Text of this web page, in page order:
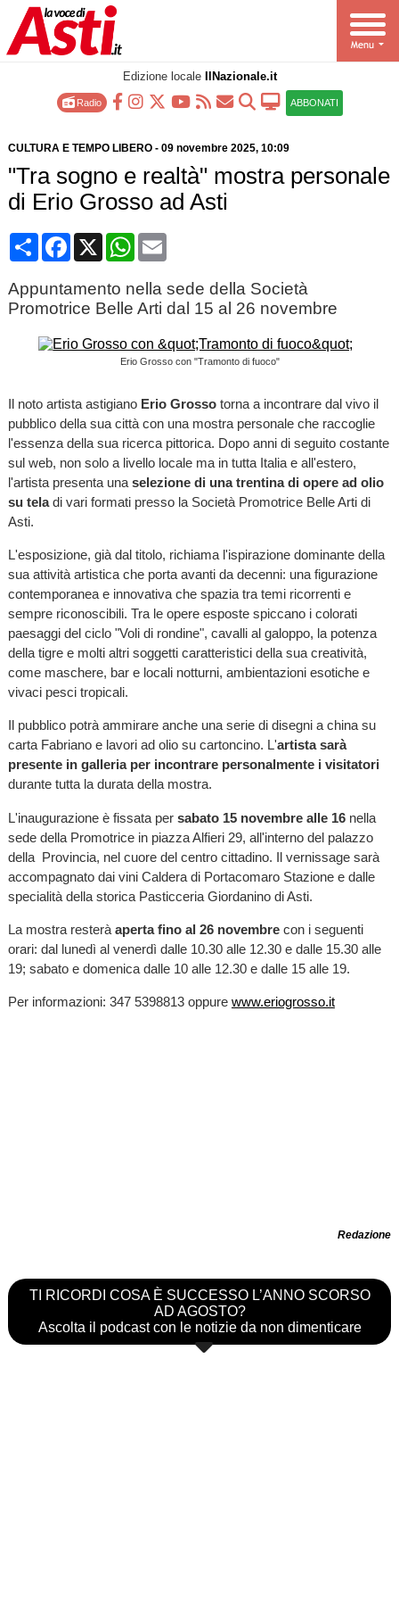
Edizione locale IlNazionale.it
Radio ABBONATI
CULTURA E TEMPO LIBERO- 09 novembre 2025, 10:09
"Tra sogno e realtà" mostra personale
di Erio Grosso ad Asti
CondividiFacebook
X WhatsApp
Email
Appuntamento nella sede della Società
Promotrice Belle Arti dal 15 al 26 novembre
Erio Grosso con "Tramonto di fuoco"
Il noto artista astigianoErio Grossotorna a incontrare dal vivo il
pubblico della sua città con una mostra personale che raccoglie
l'essenza della sua ricerca pittorica. Dopo anni di seguito costante
sul web, non solo a livello locale ma in tutta Italia e all'estero,
l'artista presenta unaselezione di una trentina di opere ad olio
su teladi vari formati presso la Società Promotrice Belle Arti di
Asti.
L'esposizione, già dal titolo, richiama l'ispirazione dominante della
sua attività artistica che porta avanti da decenni: una figurazione
contemporanea e innovativa che spazia tra temi ricorrenti e
sempre riconoscibili. Tra le opere esposte spiccano i colorati
paesaggi del ciclo "Voli di rondine", cavalli al galoppo, la potenza
della tigre e molti altri soggetti caratteristici della sua creatività,
come maschere, bar e locali notturni, ambientazioni esotiche e
vivaci pesci tropicali.
Il pubblico potrà ammirare anche una serie di disegni a china su
carta Fabriano e lavori ad olio su cartoncino. L'artista sarà
presente in galleria per incontrare personalmente i visitatori
durante tutta la durata della mostra.
L'inaugurazione è fissata persabato 15 novembre alle 16 nella
sede della Promotrice in piazza Alfieri 29, all'interno del palazzo
della Provincia, nel cuore del centro cittadino. Il vernissage sarà
accompagnato dai vini Caldera di Portacomaro Stazione e dalle
specialità della storica Pasticceria Giordanino di Asti.
La mostra resterà aperta fino al 26 novembrecon i seguenti
orari: dal lunedì al venerdì dalle 10.30 alle 12.30 e dalle 15.30 alle
19; sabato e domenica dalle 10 alle 12.30 e dalle 15 alle 19.
Per informazioni: 347 5398813 oppure www.eriogrosso.it
Redazione
TI RICORDI COSA È SUCCESSO L’ANNO SCORSO
AD AGOSTO?
Ascolta il podcast con le notizie da non dimenticare